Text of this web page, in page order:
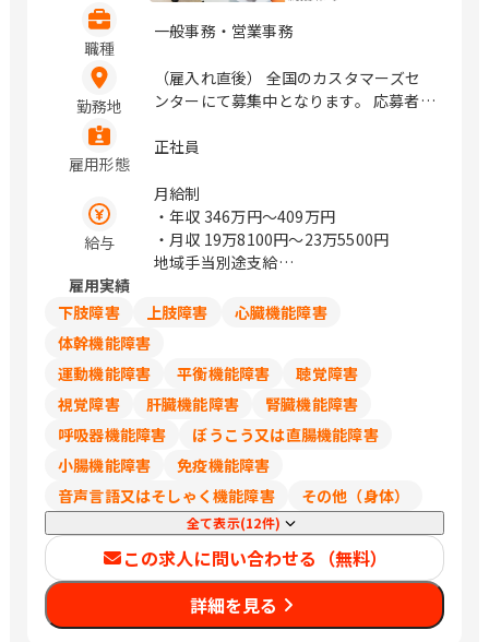
山2階 いわき市平大町7-2 明治安田生命
明治安田生命水戸南町ビル3階 つくば市
学園南2-8-3つくばシティア・トワビル
海上日動ビルディング4階 新潟 新潟市中
ビル4階 富山 富山市宝町1-3-10 明治安
田生命富山ビル11階 石川 金沢市広岡2-
13-33 JR金沢駅西第三NKビル5階 福井
福井市大手2-7-15 明治安田生命福井ビ
田生命長野ビル4階 松本市大手3-4-5明
津市上土町14 明治安田生命沼津上土町
ビル4階 愛知 名古屋市中村区椿町15-21
明治安田生命名古屋西口ビル9階 岡崎市
康生通南2-52明治安田生命岡崎ビル2階
三重 津市羽所町375 百五・明治安田ビ
ル8階 四日市市朝日町1-3明治安田生命
四日市ビル1階 兵庫 神戸市中央区磯上通
8-3-5明治安田生命神戸ビル3階 奈良 奈
良市高天町22-2 明治安田生命奈良ビル4
階 和歌山 和歌山市六番丁17明治安田生
命和歌山ビル2階 鳥取 鳥取市東品治町
102 鳥取駅前ビル4階 島根 松江市朝日町
職種
一般事務・営業事務
勤務地
（雇入れ直後） 全国のカスタマーズセ
ンターにて募集中となります。 応募者様
ます。 大阪府大阪市北区大淀中1丁目1
ト34F / 梅田
雇用形態
正社員
給与
月給制
・年収 346万円〜409万円
・月収 19万8100円〜23万5500円
地域手当別途支給
雇用実績
下肢障害
上肢障害
心臓機能障害
体幹機能障害
運動機能障害
平衡機能障害
聴覚障害
視覚障害
肝臓機能障害
腎臓機能障害
呼吸器機能障害
ぼうこう又は直腸機能障害
小腸機能障害
免疫機能障害
音声言語又はそしゃく機能障害
その他（身体）
全て表示(12件)
この求人に問い合わせる（無料）
詳細を見る